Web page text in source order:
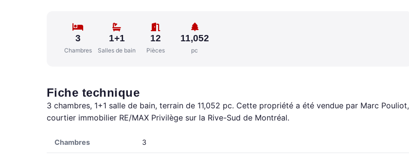
3
Chambres
1+1
Salles de bain
12
Pièces
11,052
pc
Fiche technique
3 chambres, 1+1 salle de bain, terrain de 11,052 pc. Cette propriété a été vendue par Marc Pouliot,
courtier immobilier RE/MAX Privilège sur la Rive-Sud de Montréal.
Chambres 3